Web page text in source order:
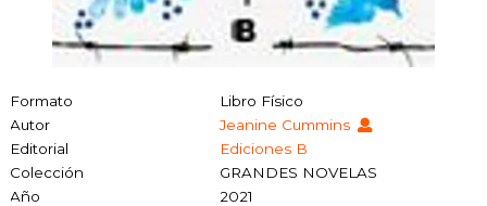
Formato
Libro Físico
Autor
Jeanine Cummins
Editorial
Ediciones B
Colección
GRANDES NOVELAS
Año
2021